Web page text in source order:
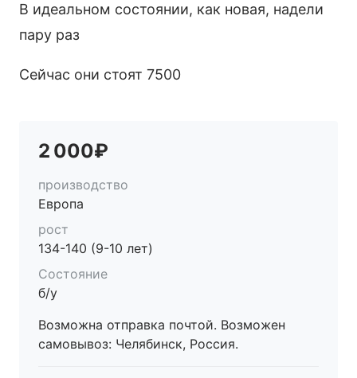
В идеальном состоянии, как новая, надели
пару раз
Сейчас они стоят 7500
2 000₽
производство
Европа
рост
134-140 (9-10 лет)
Состояние
б/у
Возможна отправка почтой. Возможен
самовывоз: Челябинск, Россия.